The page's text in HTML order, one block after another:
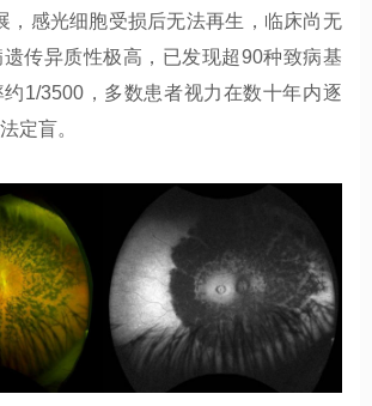
，感光细胞受损后无法再生，临床尚无
传异质性极高，已发现超90种致病基
1/3500，多数患者视力在数十年内逐
定盲。